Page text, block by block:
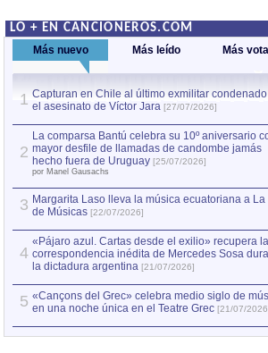
LO + EN CANCIONEROS.COM
Más nuevo Más leído Más
1 Capturan en Chile al último exmilitar
el asesinato de Víctor Jara [27/07/2026]
2
La comparsa Bantú celebra su 10º aniversario
mayor desfile de llamadas de candombe jamás
hecho fuera de Uruguay [25/07/2026]
por Manel Gausachs
3 Margarita Laso lleva la música ecuatoriana a La
de Músicas [22/07/2026]
4
«Pájaro azul. Cartas desde el exilio» recupera la
correspondencia inédita de Mercedes Sosa
la dictadura argentina [21/07/2026]
5 «Cançons del Grec» celebra medio siglo de
en una noche única en el Teatre Grec [21/07/